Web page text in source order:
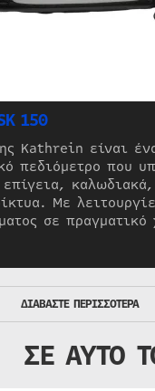
150
Kathrein είναι
πεδιόμετρο που
Με
σε πραγματικό
ΔΙΑΒΑΣΤΕ ΠΕΡΙΣΣΟΤΕΡΑ
ΣΕ ΑΥΤΟ